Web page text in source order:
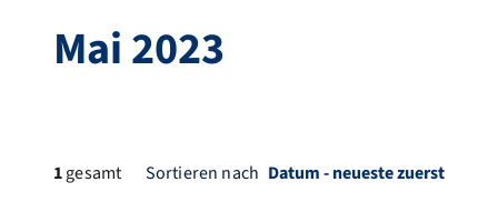
Mai 2023
1gesamt Sortieren nach